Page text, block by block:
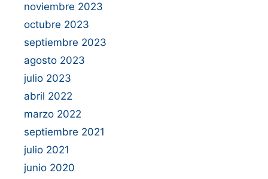
noviembre 2023
octubre 2023
septiembre 2023
agosto 2023
julio 2023
abril 2022
marzo 2022
septiembre 2021
julio 2021
junio 2020